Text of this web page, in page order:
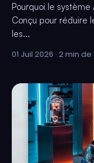
Pourquoi le
Conçu pour réduire
les...
01 Juil 2026 · 2 min